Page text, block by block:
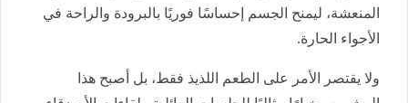
المنعشة، ليمنح الجسم إحساسًا فوريًا بالبرودة والراحة في
الأجواء الحارة.
ولا يقتصر الأمر على الطعم اللذيذ فقط، بل أصبح هذا